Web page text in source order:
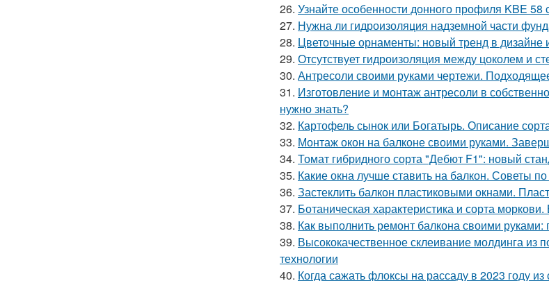
26. Узнайте особенности донного профиля KBE 58
27. Нужна ли гидроизоляция надземной части
28. Цветочные орнаменты: новый тренд в дизайне
29. Отсутствует гидроизоляция между цоколем и
30. Антресоли своими руками чертежи.
31. Изготовление и монтаж антресоли в
нужно знать?
32. Картофель сынок или Богатырь. Описание
33. Монтаж окон на балконе своими руками.
34. Томат гибридного сорта "Дебют F1": новый
35. Какие окна лучше ставить на балкон. Советы
36. Застеклить балкон пластиковыми окнами.
37. Ботаническая характеристика и сорта
38. Как выполнить ремонт балкона своими руками:
39. Высококачественное склеивание молдинга из
технологии
40. Когда сажать флоксы на рассаду в 2023 году